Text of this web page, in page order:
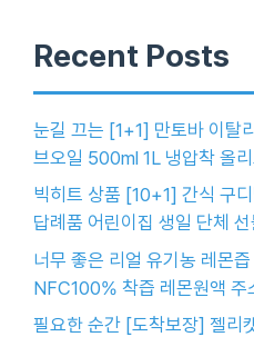
Recent Posts
눈길 끄는 [1+1] 만토바 이탈
브오일 500ml 1L 냉압착 올
빅히트 상품 [10+1] 간식 구
답례품 어린이집 생일 단체
너무 좋은 리얼 유기농 레몬
NFC100% 착즙 레몬원액 주
필요한 순간 [도착보장] 젤리